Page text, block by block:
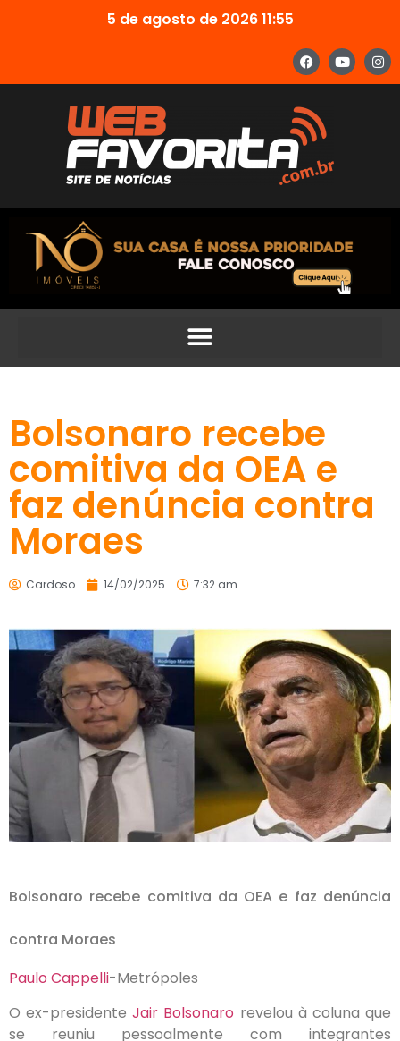
5 de agosto de 2026 11:55
Bolsonaro recebe
comitiva da OEA e
faz denúncia contra
Moraes
Cardoso 14/02/2025 7:32 am
Bolsonaro recebe comitiva da OEA e faz denúncia
contra Moraes
Paulo Cappelli-Metrópoles
O ex-presidenteJair Bolsonaro revelou à coluna que
se reuniu pessoalmente com integrantes